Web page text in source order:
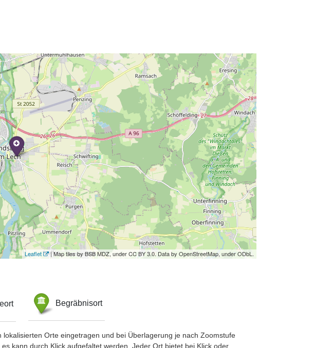
Leaflet | Map tiles by BSB MDZ, under CC BY 3.0. Data by OpenStreetMap, under ODbL.
Begräbnisort
Orte eingetragen und bei Überlagerung je nach Zoomstufe
kann durch Klick aufgefaltet werden. Jeder Ort bietet bei Klick oder